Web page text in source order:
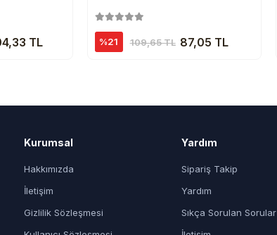
TL %21 109,65 TL 87,05 TL
Kurumsal
Hakkımızda
İletişim
Gizlilik Sözleşmesi
Yardım
Sipariş Takip
Yardım
Sıkça Sorulan Sorular